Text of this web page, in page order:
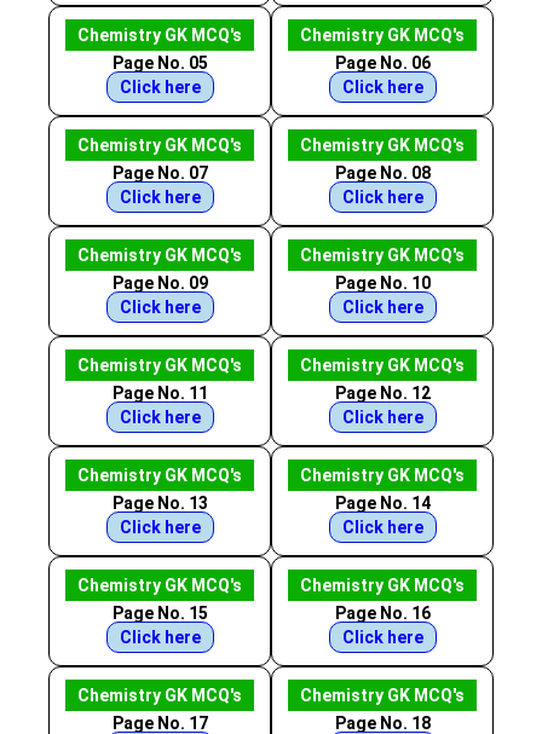
Chemistry GK MCQ's
Page No. 05
Click here
Chemistry GK MCQ's
Page No. 06
Click here
Chemistry GK MCQ's
Page No. 07
Click here
Chemistry GK MCQ's
Page No. 08
Click here
Chemistry GK MCQ's
Page No. 09
Click here
Chemistry GK MCQ's
Page No. 10
Click here
Chemistry GK MCQ's
Page No. 11
Click here
Chemistry GK MCQ's
Page No. 12
Click here
Chemistry GK MCQ's
Page No. 13
Click here
Chemistry GK MCQ's
Page No. 14
Click here
Chemistry GK MCQ's
Page No. 15
Click here
Chemistry GK MCQ's
Page No. 16
Click here
Chemistry GK MCQ's
Page No. 17
Chemistry GK MCQ's
Page No. 18